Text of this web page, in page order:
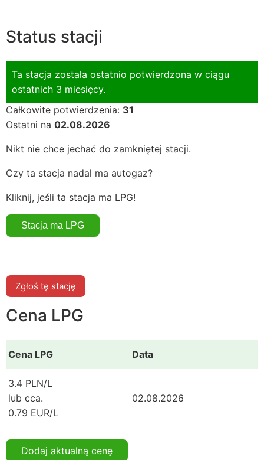
Status stacji
Ta stacja została ostatnio potwierdzona w ciągu
ostatnich 3 miesięcy.
Całkowite potwierdzenia: 31
Ostatni na 02.08.2026
Nikt nie chce jechać do zamkniętej stacji.
Czy ta stacja nadal ma autogaz?
Kliknij, jeśli ta stacja ma LPG!
Zgłoś tę stację
Cena LPG
Cena LPG Data
3.4 PLN/L
lub cca.
0.79 EUR/L
02.08.2026
Dodaj aktualną cenę